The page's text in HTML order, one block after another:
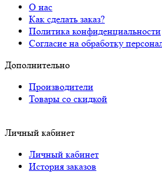
О нас
Как сделать заказ?
Политика конфиденциальности
Согласие на обработку
Дополнительно
Производители
Товары со скидкой
Личный кабинет
Личный кабинет
История заказов